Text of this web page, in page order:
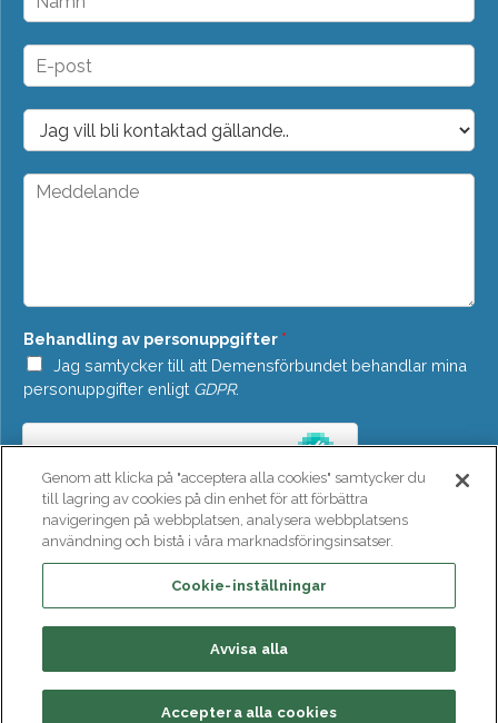
m
n
E
p
o
t
*
D
o
p
M
a
d
e
*
Behandling av personuppgifter *
Jag samtycker till att Demensförbundet behandlar mina
personuppgifter enligt GDPR.
SKICKA
Genom att klicka på "acceptera alla cookies" samtycker du
till lagring av cookies på din enhet för att förbättra
navigeringen på webbplatsen, analysera webbplatsens
användning och bistå i våra marknadsföringsinsatser.
Cookie-inställningar
Avvisa alla
Acceptera alla cookies